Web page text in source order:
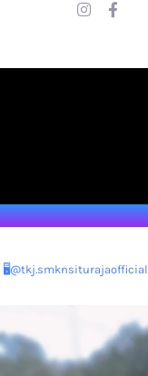
🖥@tkj.smknsiturajaofficial